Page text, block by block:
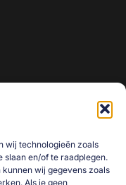
wij technologieën zoals
slaan en/of te raadplegen.
wij gegevens zoals
Als je geen